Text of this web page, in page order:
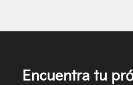
Encuentra tu